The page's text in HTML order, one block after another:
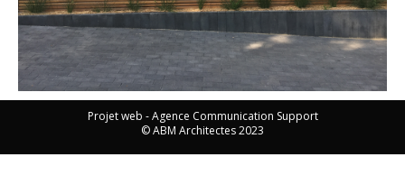
Projet web -Agence Communication Support
© ABM Architectes 2023